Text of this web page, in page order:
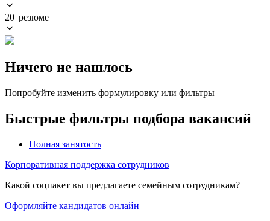
20 резюме
Ничего не нашлось
Попробуйте изменить формулировку или фильтры
Быстрые фильтры подбора вакансий
Полная занятость
Корпоративная поддержка сотрудников
Какой соцпакет вы предлагаете семейным сотрудникам?
Оформляйте кандидатов онлайн